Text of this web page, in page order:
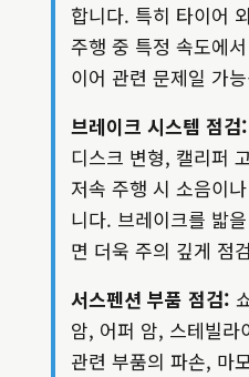
합니다. 특히 타이어
주행 중 특정 속도에
이어 관련 문제일 가
브레이크 시스템 점검:
디스크 변형, 캘리퍼
저속 주행 시 소음이
니다. 브레이크를 밟
면 더욱 주의 깊게 점
서스펜션 부품 점검:
암, 어퍼 암, 스테빌라
관련 부품의 파손, 마